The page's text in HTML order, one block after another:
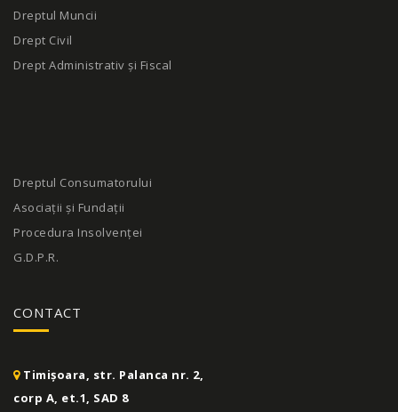
Dreptul Muncii
Drept Civil
Drept Administrativ și Fiscal
Dreptul Consumatorului
Asociații și Fundații
Procedura Insolvenței
G.D.P.R.
CONTACT
Timișoara, str. Palanca nr. 2,
corp A, et.1, SAD 8